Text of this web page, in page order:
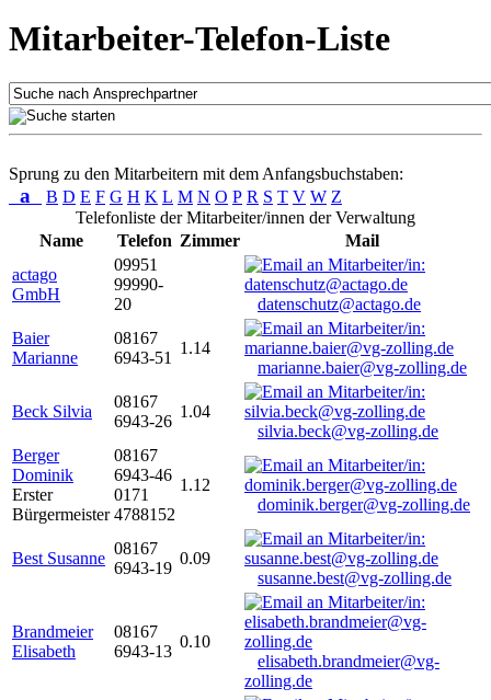
Mitarbeiter-Telefon-Liste
Sprung zu den Mitarbeitern mit dem Anfangsbuchstaben:
a B D E F G H K L M N O P R S T V W Z
Telefonliste der Mitarbeiter/innen der Verwaltung
Name
Telefon Zimmer
Mail
actago
GmbH
09951
99990-
20
datenschutz@actago.de
Baier
Marianne
08167
6943-51
1.14
marianne.baier@vg-zolling.de
Beck Silvia
08167
6943-26
1.04
silvia.beck@vg-zolling.de
Berger
Dominik
Erster
Bürgermeister
08167
6943-46
0171
4788152
1.12
dominik.berger@vg-zolling.de
Best Susanne
08167
6943-19
0.09
susanne.best@vg-zolling.de
Brandmeier
Elisabeth
08167
6943-13
0.10
elisabeth.brandmeier@vg-
zolling.de